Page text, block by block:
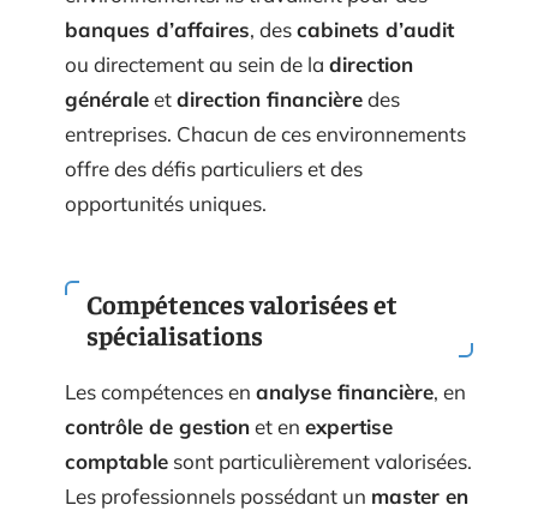
banques d’affaires, descabinets d’audit
ou directement au sein de la direction
généraleetdirection financièredes
entreprises. Chacun de ces environnements
offre des défis particuliers et des
opportunités uniques.
Compétences valorisées et
spécialisations
Les compétences en analyse financière, en
contrôle de gestionet en expertise
comptable sont particulièrement valorisées.
Les professionnels possédant un master en